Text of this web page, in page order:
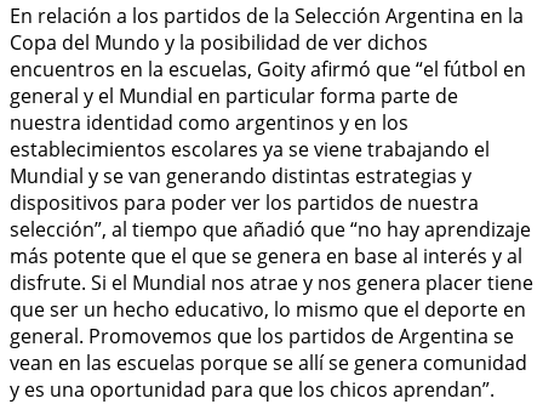
En relación a los partidos de la Selección Argentina en la
Copa del Mundo y la posibilidad de ver dichos
encuentros en la escuelas, Goity afirmó que “el fútbol en
general y el Mundial en particular forma parte de
nuestra identidad como argentinos y en los
establecimientos escolares ya se viene trabajando el
Mundial y se van generando distintas estrategias y
dispositivos para poder ver los partidos de nuestra
selección”, al tiempo que añadió que “no hay aprendizaje
más potente que el que se genera en base al interés y al
disfrute. Si el Mundial nos atrae y nos genera placer tiene
que ser un hecho educativo, lo mismo que el deporte en
general. Promovemos que los partidos de Argentina se
vean en las escuelas porque se allí se genera comunidad
y es una oportunidad para que los chicos aprendan”.